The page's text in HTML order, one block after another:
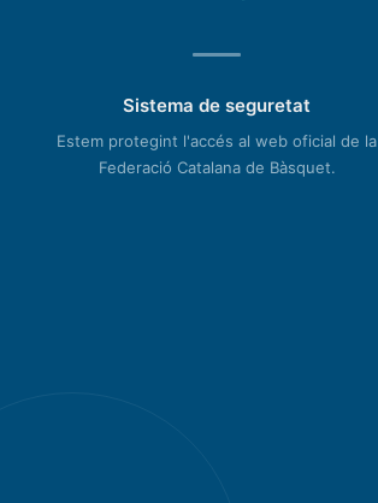
Sistema de seguretat
Estem protegint l'accés al web oficial de la
Federació Catalana de Bàsquet.